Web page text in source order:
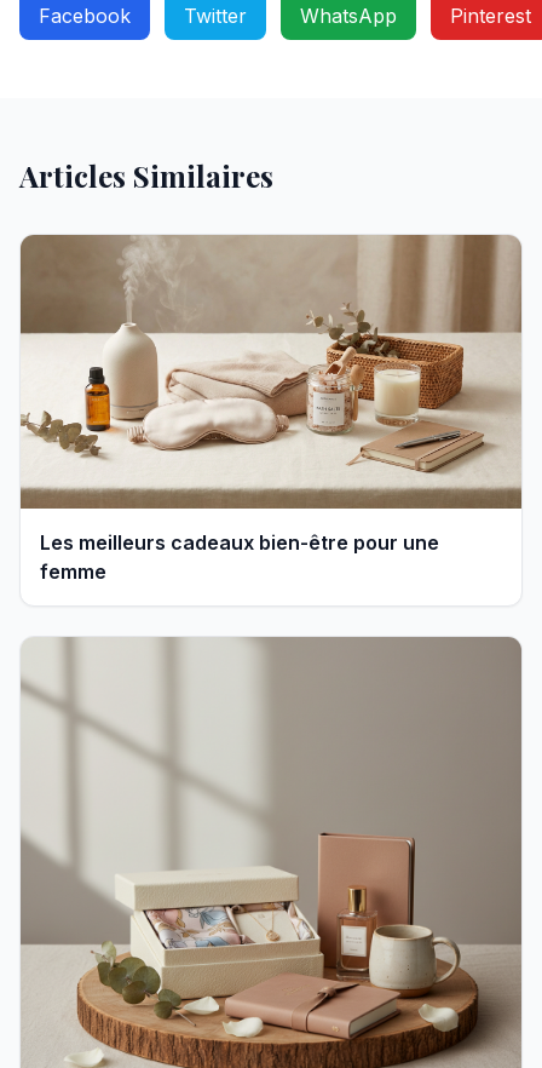
Facebook Twitter WhatsApp Pinterest
Articles Similaires
Les meilleurs cadeaux bien-être pour une
femme